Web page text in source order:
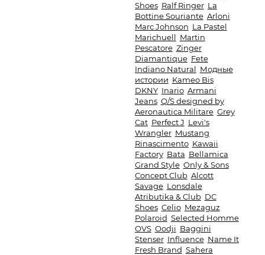
Shoes Ralf Ringer La
Bottine Souriante Arloni
Marc Johnson La Pastel
Marichuell Martin
Pescatore Zinger
Diamantique Fete
Indiano Natural Модные
истории Kameo Bis
DKNY Inario Armani
Jeans Q/S designed by
Aeronautica Militare Grey
Cat Perfect J Levi's
Wrangler Mustang
Rinascimento Kawaii
Factory Bata Bellamica
Grand Style Only & Sons
Concept Club Alcott
Savage Lonsdale
Atributika & Club DC
Shoes Celio Mezaguz
Polaroid Selected Homme
OVS Oodji Baggini
Stenser Influence Name It
Fresh Brand Sahera